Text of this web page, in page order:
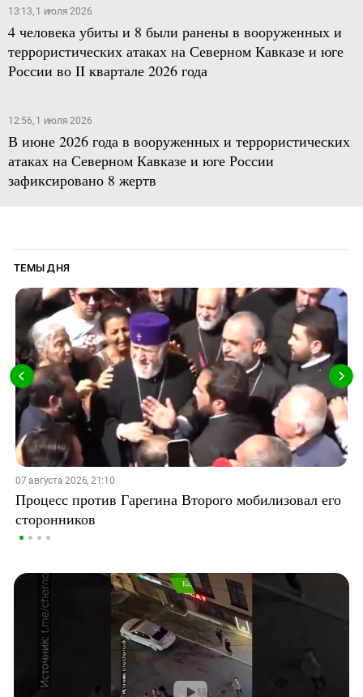
13:13, 1 июля 2026
4 человека убиты и 8 были ранены в вооруженных и
террористических атаках на Северном Кавказе и юге
России во II квартале 2026 года
12:56, 1 июля 2026
В июне 2026 года в вооруженных и террористических
атаках на Северном Кавказе и юге России
зафиксировано 8 жертв
ТЕМЫ ДНЯ
07 августа 2026, 21:10
Процесс против Гарегина Второго мобилизовал его
сторонников